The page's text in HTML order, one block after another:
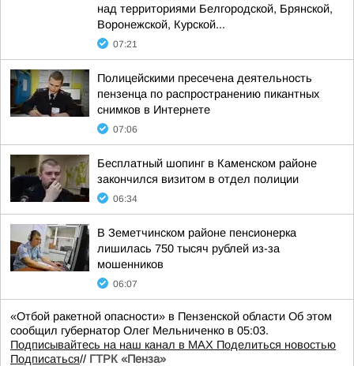
над территориями Белгородской, Брянской,
Воронежской, Курской...
07:21
Полицейскими пресечена деятельность
пензенца по распространению пикантных
снимков в Интернете
07:06
Бесплатный шопинг в Каменском районе
закончился визитом в отдел полиции
06:34
В Земетчинском районе пенсионерка
лишилась 750 тысяч рублей из-за
мошенников
06:07
«Отбой ракетной опасности» в Пензенской области Об этом
сообщил губернатор Олег Мельниченко в 05:03.
Подписывайтесь на наш канал в MAX Поделиться новостью
Подписаться// ГТРК «Пенза»